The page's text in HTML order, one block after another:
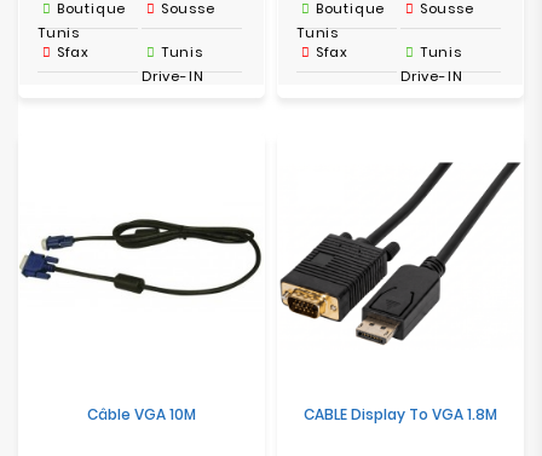
Boutique
Tunis
Sousse
Sfax
Tunis
Drive-IN
Boutique
Tunis
Sousse
Sfax
Tunis
Drive-IN
Câble VGA 10M CABLE Display To VGA 1.8M